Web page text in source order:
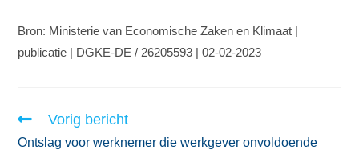
Bron: Ministerie van Economische Zaken en Klimaat |
publicatie | DGKE-DE / 26205593 | 02-02-2023
Vorig bericht
Ontslag voor werknemer die werkgever onvoldoende